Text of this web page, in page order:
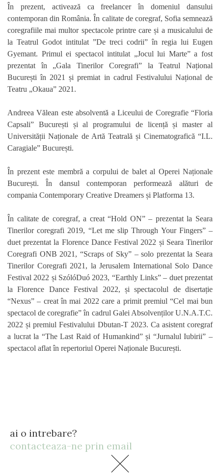
În prezent, activează ca freelancer în domeniul dansului
contemporan din România. În calitate de coregraf, Sofia semnează
coregrafiile mai multor spectacole printre care și a musicalului de
la Teatrul Godot intitulat ”De treci codrii” în regia lui Eugen
Gyemant. Primul ei spectacol intitulat „Jocul lui Marte” a fost
prezentat în „Gala Tinerilor Coregrafi” la Teatrul Național
București în 2021 și premiat in cadrul Festivalului Național de
Teatru „Okaua” 2021.
Andreea Vălean este absolventă a Liceului de Coregrafie “Floria
Capsali” București și al programului de licență și master al
Universității Naționale de Artă Teatrală și Cinematografică “I.L.
Caragiale” București.
În prezent este membră a corpului de balet al Operei Naționale
București. În dansul contemporan performează alături de
compania Contemporary Creative Dreamers și Platforma 13.
În calitate de coregraf, a creat “Hold ON” – prezentat la Seara
Tinerilor coregrafi 2019, “Let me slip Through Your Fingers” –
duet prezentat la Florence Dance Festival 2022 și Seara Tinerilor
Coregrafi ONB 2021, “Scraps of Sky” – solo prezentat la Seara
Tinerilor Coregrafi 2021, la Jerusalem International Solo Dance
Festival 2022 și SzólóDuó 2023, “Earthly Links” – duet prezentat
la Florence Dance Festival 2022, și spectacolul de disertație
“Nexus” – creat în mai 2022 care a primit premiul “Cel mai bun
spectacol de coregrafie” în cadrul Galei Absolvenților U.N.A.T.C.
2022 și premiul Festivalului Dbutan-T 2023. Ca asistent coregraf
a lucrat la “The Last Raid of Humankind” și “Jurnalul Iubirii” –
spectacol aflat în repertoriul Operei Naționale București.
ai o intrebare?
contacteaza-ne prin email